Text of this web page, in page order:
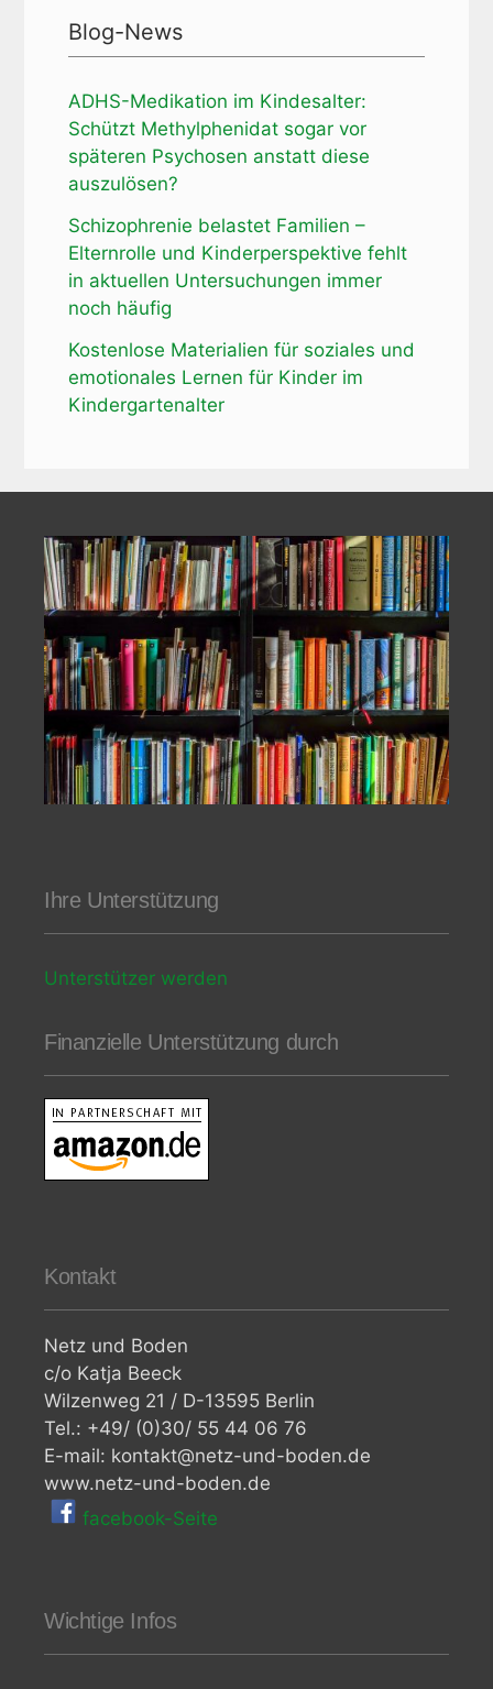
Blog-News
ADHS-Medikation im Kindesalter:
Schützt Methylphenidat sogar vor
späteren Psychosen anstatt diese
auszulösen?
Schizophrenie belastet Familien –
Elternrolle und Kinderperspektive fehlt
in aktuellen Untersuchungen immer
noch häufig
Kostenlose Materialien für soziales und
emotionales Lernen für Kinder im
Kindergartenalter
Ihre Unterstützung
Unterstützer werden
Finanzielle Unterstützung durch
Kontakt
Netz und Boden
c/o Katja Beeck
Wilzenweg 21 / D-13595 Berlin
Tel.: +49/ (0)30/ 55 44 06 76
E-mail: kontakt@netz-und-boden.de
www.netz-und-boden.de
facebook-Seite
Wichtige Infos